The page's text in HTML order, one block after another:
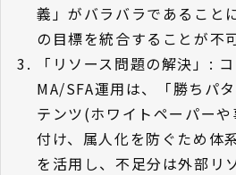
義」がバラバラであること
の目標を統合することが不
「リソース問題の解決」:
MA/SFA運用は、「勝ちパ
テンツ(ホワイトペーパー
付け、属人化を防ぐため体
を活用し、不足分は外部リ